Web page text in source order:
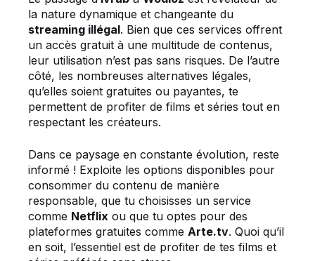
la nature dynamique et changeante du
streaming illégal. Bien que ces services offrent
un accès gratuit à une multitude de contenus,
leur utilisation n’est pas sans risques. De l’autre
côté, les nombreuses alternatives légales,
qu’elles soient gratuites ou payantes, te
permettent de profiter de films et séries tout en
respectant les créateurs.
Dans ce paysage en constante évolution, reste
informé ! Exploite les options disponibles pour
consommer du contenu de manière
responsable, que tu choisisses un service
comme Netflix ou que tu optes pour des
plateformes gratuites comme Arte.tv. Quoi qu’il
en soit, l’essentiel est de profiter de tes films et